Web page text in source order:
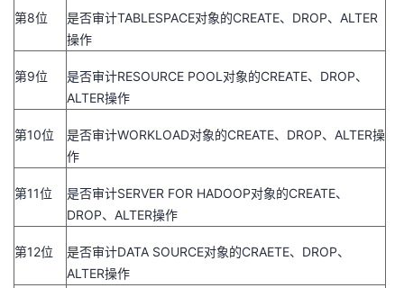
第8位 是否审计TABLESPACE对象的CREATE、 DROP、 ALTER
操作
第9位 是否审计RESOURCE POOL 对象的CREATE、 DROP、
ALTER操作
第10位 是否审计WORKLOAD对象的CREATE、 DROP、 ALTER操
作
第11位 是否审计SERVER FOR HADOOP对象的CREATE、
DROP、 ALTER操作
第12位 是否审计DATA SOURCE对象的CRAETE、 DROP、
ALTER操作